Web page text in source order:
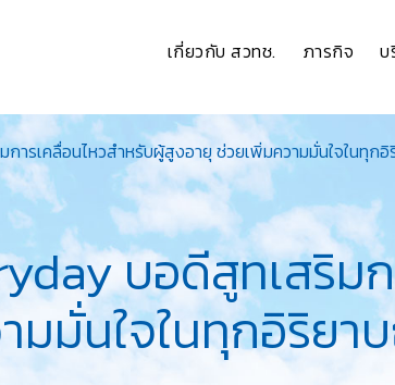
เกี่ยวกับ สวทช. ภารกิจ บ
ารเคลื่อนไหวสำหรับผู้สูงอายุ ช่วยเพิ่มความมั่นใจในทุกอิ
บอดีสูทเสริม
มมั่นใจในทุกอิริยา